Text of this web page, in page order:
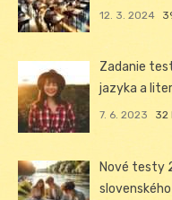
12. 3. 2024
Zadanie
jazyka a
7. 6. 2023 32
Nové testy